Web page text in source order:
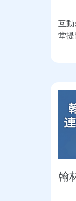
互動
堂提
翰